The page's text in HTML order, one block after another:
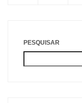
PESQUISAR